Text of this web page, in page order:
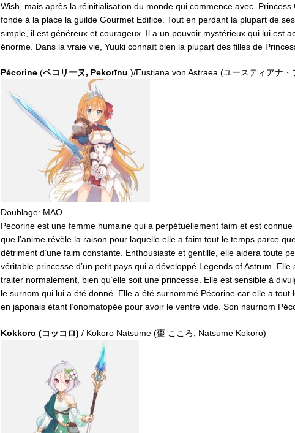
Wish, mais après la réinitialisation du monde qui commence avec
fonde à la place la guilde Gourmet Edifice. Tout en perdant la plupart de
simple, il est généreux et courageux. Il a un pouvoir mystérieux qui lui est
énorme. Dans la vraie vie, Yuuki connaît bien la plupart des filles de
Pécorine (ペコリーヌ, Pekorīnu )/Eustiana von Astraea (ユースティアナ
Doublage: MAO
Pecorine est une femme humaine qui a perpétuellement faim et est
que l’anime révèle la raison pour laquelle elle a faim tout le temps parce
détriment d’une faim constante. Enthousiaste et gentille, elle aidera toute
véritable princesse d’un petit pays qui a développé Legends of Astrum.
traiter normalement, bien qu’elle soit une princesse. Elle est sensible à
le surnom qui lui a été donné. Elle a été surnommé Pécorine car elle a
en japonais étant l’onomatopée pour avoir le ventre vide. Son nsurnom
Kokkoro (コッコロ) / Kokoro Natsume (棗 こころ, Natsume Kokoro)